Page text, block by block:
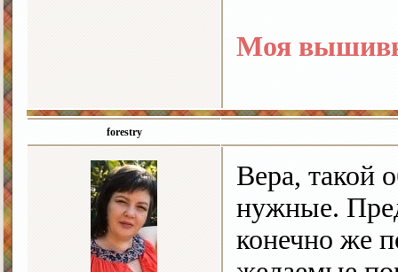
Моя
forestry
Вера, такой
нужные.
конечно же